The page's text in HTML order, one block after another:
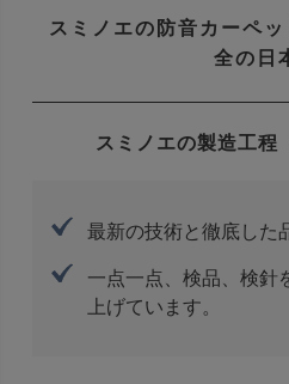
スミノエの防音カーペ
全の日
スミノエの製造工程
最新の技術と徹底した
一点一点、検品、検針
上げています。